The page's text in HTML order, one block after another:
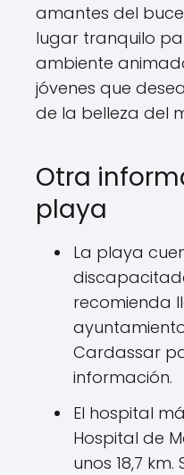
amantes del
lugar tranquilo
ambiente
jóvenes que
de la belleza del
Otra
playa
La playa
recomienda
Cardassar
información.
El hospital
Hospital de
unos 18,7